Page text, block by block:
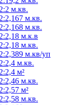
м.кв.
м.кв.
м.кв.
м.к.в
м.кв.
м.кв/уп
м.кв.
м²
м.кв.
м²
м.кв.